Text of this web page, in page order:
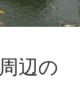
辺の